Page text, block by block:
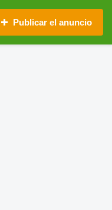
Publicar el anuncio